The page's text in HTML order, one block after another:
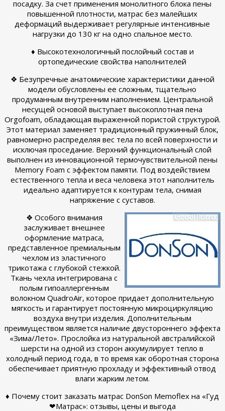
посадку. За счет применения монолитного блока пены
повышенной плотности, матрас без малейших
деформаций выдерживает регулярные интенсивные
нагрузки до 130 кг на одно спальное место.
♦ Высокотехнологичный послойный состав и
ортопедические свойства наполнителей
❖ Безупречные анатомические характеристики данной
модели обусловлены ее сложным, тщательно
продуманным внутренним наполнением. Центральной
несущей основой выступает высокоплотная пена
Orgofoam, обладающая выраженной пористой структурой.
Этот материал заменяет традиционный пружинный блок,
равномерно распределяя вес тела по всей поверхности и
исключая проседание. Верхний функциональный слой
выполнен из инновационной термочувствительной пены
Memory Foam с эффектом памяти. Под воздействием
естественного тепла и веса человека этот наполнитель
идеально адаптируется к контурам тела, снимая
напряжение с суставов.
❖ Особого внимания
заслуживает внешнее
оформление матраса,
представленное премиальным
чехлом из эластичного
трикотажа с глубокой стежкой.
Ткань чехла интегрирована с
полым гипоаллергенным
волокном QuadroAir, которое придает дополнительную
мягкость и гарантирует постоянную микроциркуляцию
воздуха внутри изделия. Дополнительным
преимуществом является наличие двустороннего эффекта
«Зима/Лето». Прослойка из натуральной австралийской
шерсти на одной из сторон аккумулирует тепло в
холодный период года, в то время как оборотная сторона
обеспечивает приятную прохладу и эффективный отвод
влаги жарким летом.
♦ Почему стоит заказать матрас DonSon Memoflex на «Гуд
❤Матрас»: отзывы, цены и выгода